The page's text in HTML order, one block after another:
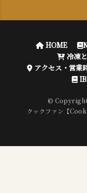
HOME
冷凍
アクセス・営業
©
クックファン【